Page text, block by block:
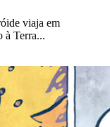
viaja em
à Terra...